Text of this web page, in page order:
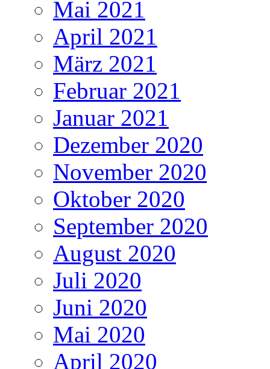
Mai 2021
April 2021
März 2021
Februar 2021
Januar 2021
Dezember 2020
November 2020
Oktober 2020
September 2020
August 2020
Juli 2020
Juni 2020
Mai 2020
April 2020